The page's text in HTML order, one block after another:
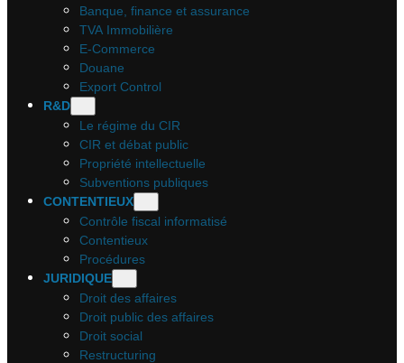
Banque, finance et assurance
TVA Immobilière
E-Commerce
Douane
Export Control
R&D
Le régime du CIR
CIR et débat public
Propriété intellectuelle
Subventions publiques
CONTENTIEUX
Contrôle fiscal informatisé
Contentieux
Procédures
JURIDIQUE
Droit des affaires
Droit public des affaires
Droit social
Restructuring